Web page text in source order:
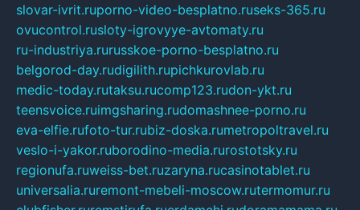
slovar-ivrit.ruporno-video-besplatno.ruseks-365.ru
ovucontrol.rusloty-igrovyye-avtomaty.ru
ru-industriya.rurusskoe-porno-besplatno.ru
belgorod-day.rudigilith.rupichkurovlab.ru
medic-today.rutaksu.rucomp123.rudon-ykt.ru
teensvoice.ruimgsharing.rudomashnee-porno.ru
eva-elfie.rufoto-tur.rubiz-doska.rumetropoltravel.ru
veslo-i-yakor.ruborodino-media.rurostotsky.ru
regionufa.ruweiss-bet.ruzaryna.rucasinotablet.ru
universalia.ruremont-mebeli-moscow.rutermomur.ru